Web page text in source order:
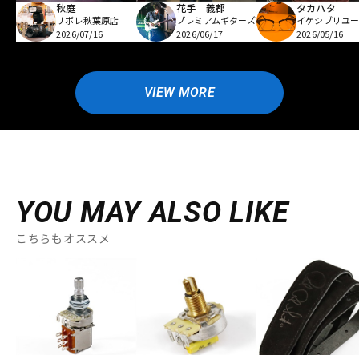
秋庭
リボレ秋葉原店
2026/07/16
花手 義都
プレミアムギターズ
2026/06/17
タカハタ
イケシブリユ
2026/05/16
VIEW MORE
YOU MAY ALSO LIKE
こちらもオススメ